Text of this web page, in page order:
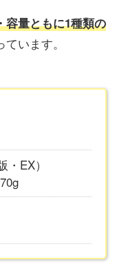
容量ともに1種類の
います。
EX）